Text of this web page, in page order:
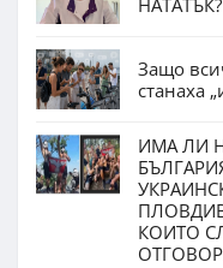
Защо
станаха
ИМА ЛИ
КОИТО